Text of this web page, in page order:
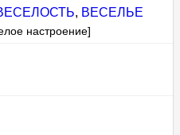
, ВЕСЕЛЬЕ
настроение]